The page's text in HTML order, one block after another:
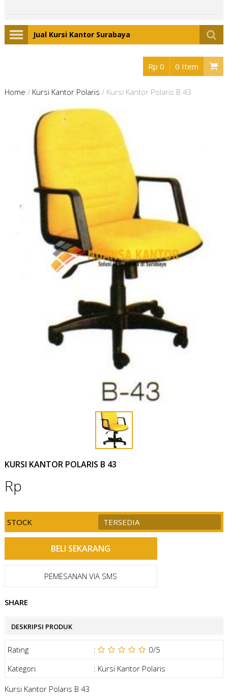
Jual Kursi Kantor Surabaya
Rp 0 0 Item
Home / Kursi Kantor Polaris / Kursi Kantor Polaris B 43
KURSI KANTOR POLARIS B 43
Rp
STOCK TERSEDIA
PEMESANAN VIA SMS
SHARE
DESKRIPSI PRODUK
Rating : 0/5
Kategori
: Kursi Kantor Polaris
Kursi Kantor Polaris B 43